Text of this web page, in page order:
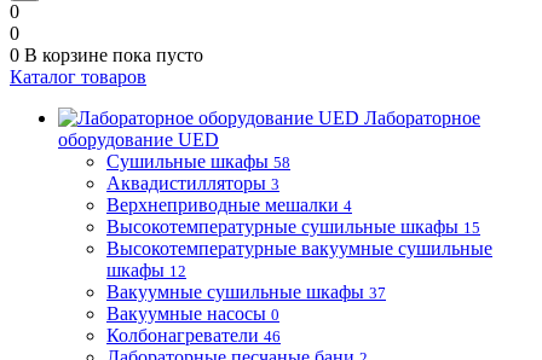
0
0
0 В корзине пока пусто
Каталог товаров
Лабораторное
оборудование UED
Сушильные шкафы 58
Аквадистилляторы 3
Верхнеприводные мешалки 4
Высокотемпературные сушильные шкафы 15
Высокотемпературные вакуумные сушильные
шкафы 12
Вакуумные сушильные шкафы 37
Вакуумные насосы 0
Колбонагреватели 46